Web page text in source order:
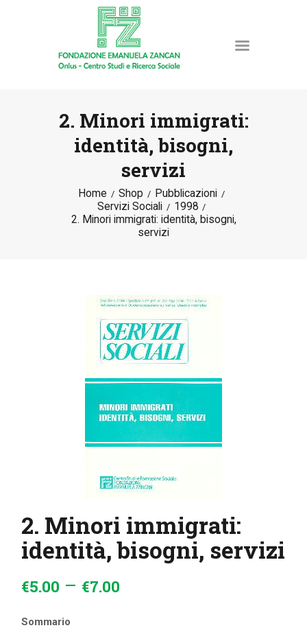
2. Minori immigrati:
identità, bisogni,
servizi
Home Shop
Pubblicazioni
Servizi Sociali
1998
2. Minori immigrati: identità, bisogni,
servizi
HOME
LA FONDAZIONE
ATTIVITÀ E PROGETTI
PUBBLICAZIONI
CONTATTI
IL MIO ACCOUNT
CARRELLO
2. Minori immigrati:
identità, bisogni, servizi
€5.00 – €7.00
Sommario